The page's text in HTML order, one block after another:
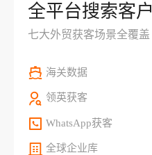
全平台搜索客户
七大外贸获客场景全覆盖
海关数据
领英获客
WhatsApp获客
全球企业库